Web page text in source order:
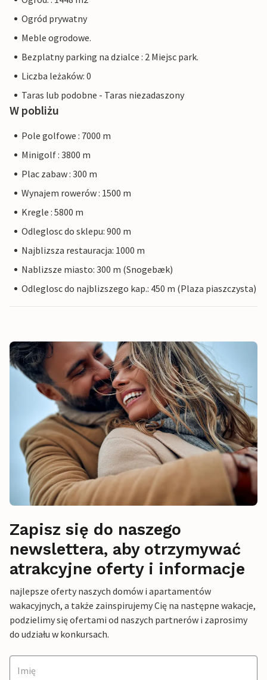
Ogród prywatny
Meble ogrodowe.
Bezplatny parking na dzialce : 2 Miejsc park.
Liczba leżaków: 0
Taras lub podobne - Taras niezadaszony
W pobliżu
Pole golfowe : 7000 m
Minigolf : 3800 m
Plac zabaw : 300 m
Wynajem rowerów : 1500 m
Kregle : 5800 m
Odleglosc do sklepu: 900 m
Najblizsza restauracja: 1000 m
Nablizsze miasto: 300 m (Snogebæk)
Odleglosc do najblizszego kap.: 450 m (Plaza piaszczysta)
Zapisz się do naszego
newslettera, aby otrzymywać
atrakcyjne oferty i informacje
najlepsze oferty naszych domów i apartamentów
wakacyjnych, a także zainspirujemy Cię na następne wakacje,
podzielimy się ofertami od naszych partnerów i zaprosimy
do udziału w konkursach.